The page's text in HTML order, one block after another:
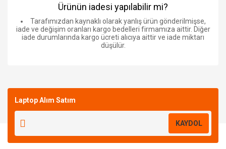
Ürünün iadesi yapılabilir mi?
Tarafımızdan kaynaklı olarak yanlış ürün gönderilmişse,
iade ve değişim oranları kargo bedelleri firmamıza aittir. Diğer
iade durumlarında kargo ücreti alıcıya aittir ve iade miktarı
düşülür.
Laptop Alım Satım
KAYDOL